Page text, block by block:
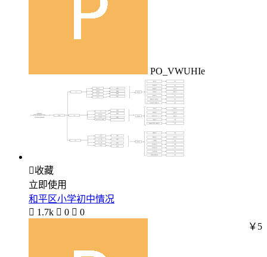
PO_VWUHIe
收藏
立即使用
和平区小学初中情况
 1.7k  0  0
￥5